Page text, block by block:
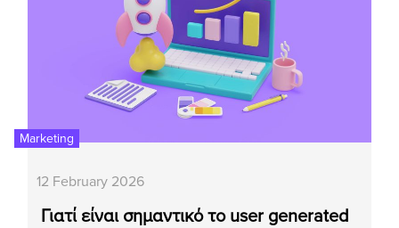
Marketing
12 February 2026
Γιατί είναι σημαντικό το user generated